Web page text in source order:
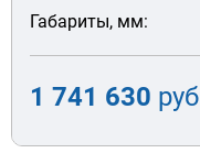
Габариты, мм:
1 741 630 руб